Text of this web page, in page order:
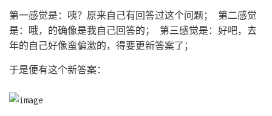
第一感觉是：咦？原来自己有回答过这个问题； 第二感觉
是：哦，的确像是我自己回答的； 第三感觉是：好吧，去
年的自己好像蛮偏激的，得要更新答案了；
于是便有这个新答案：